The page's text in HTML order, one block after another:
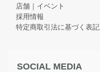
店舗｜イベント
採用情報
特定商取引法に基づく表記
SOCIAL MEDIA